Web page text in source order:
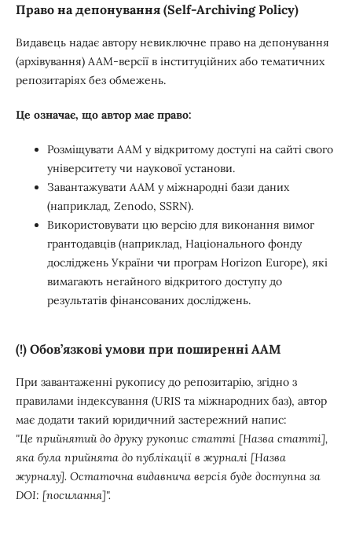
Право на депонування (Self-Archiving Policy)
Видавець надає автору невиключне право на депонування
(архівування) ААМ-версії в інституційних або тематичних
репозитаріях без обмежень.
Це означає, що автор має право:
Розміщувати ААМ у відкритому доступі на сайті свого
університету чи наукової установи.
Завантажувати ААМ у міжнародні бази даних
(наприклад, Zenodo, SSRN).
Використовувати цю версію для виконання вимог
грантодавців (наприклад, Національного фонду
досліджень України чи програм Horizon Europe), які
вимагають негайного відкритого доступу до
результатів фінансованих досліджень.
(!) Обов’язкові умови при поширенні ААМ
При завантаженні рукопису до репозитарію, згідно з
правилами індексування (URIS та міжнародних баз), автор
має додати такий юридичний застережний напис:
"Це прийнятий до друку рукопис статті [Назва статті],
яка була прийнята до публікації в журналі [Назва
журналу]. Остаточна видавнича версія буде доступна за
DOI: [посилання]".